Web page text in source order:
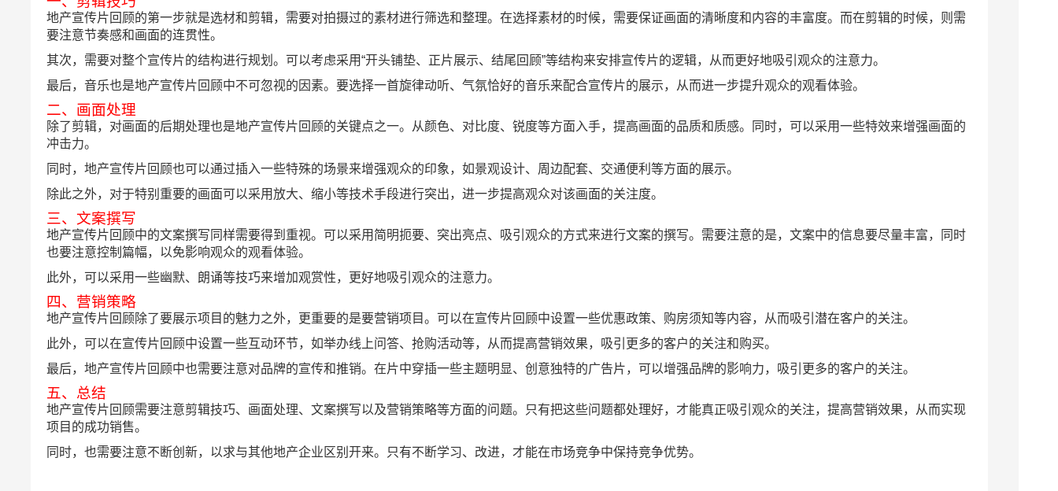
地产宣传片回顾的第一步就是选材和剪辑，需要对拍摄过的素材进行筛选和整理。在选择素材的时候，需要保证画面的清晰度和内容的丰富度。而在剪辑的时候，则需
要注意节奏感和画面的连贯性。
其次，需要对整个宣传片的结构进行规划。可以考虑采用“开头铺垫、正片展示、结尾回顾”等结构来安排宣传片的逻辑，从而更好地吸引观众的注意力。
最后，音乐也是地产宣传片回顾中不可忽视的因素。要选择一首旋律动听、气氛恰好的音乐来配合宣传片的展示，从而进一步提升观众的观看体验。
二、画面处理
除了剪辑，对画面的后期处理也是地产宣传片回顾的关键点之一。从颜色、对比度、锐度等方面入手，提高画面的品质和质感。同时，可以采用一些特效来增强画面的
冲击力。
同时，地产宣传片回顾也可以通过插入一些特殊的场景来增强观众的印象，如景观设计、周边配套、交通便利等方面的展示。
除此之外，对于特别重要的画面可以采用放大、缩小等技术手段进行突出，进一步提高观众对该画面的关注度。
三、文案撰写
地产宣传片回顾中的文案撰写同样需要得到重视。可以采用简明扼要、突出亮点、吸引观众的方式来进行文案的撰写。需要注意的是，文案中的信息要尽量丰富，同时
也要注意控制篇幅，以免影响观众的观看体验。
此外，可以采用一些幽默、朗诵等技巧来增加观赏性，更好地吸引观众的注意力。
四、营销策略
地产宣传片回顾除了要展示项目的魅力之外，更重要的是要营销项目。可以在宣传片回顾中设置一些优惠政策、购房须知等内容，从而吸引潜在客户的关注。
此外，可以在宣传片回顾中设置一些互动环节，如举办线上问答、抢购活动等，从而提高营销效果，吸引更多的客户的关注和购买。
最后，地产宣传片回顾中也需要注意对品牌的宣传和推销。在片中穿插一些主题明显、创意独特的广告片，可以增强品牌的影响力，吸引更多的客户的关注。
五、总结
地产宣传片回顾需要注意剪辑技巧、画面处理、文案撰写以及营销策略等方面的问题。只有把这些问题都处理好，才能真正吸引观众的关注，提高营销效果，从而实现
项目的成功销售。
同时，也需要注意不断创新，以求与其他地产企业区别开来。只有不断学习、改进，才能在市场竞争中保持竞争优势。